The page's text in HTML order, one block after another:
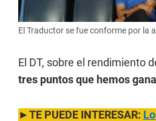
El Traductor se fue conforme por la
El DT, sobre el rendimiento
tres puntos que hemos
►TE PUEDE INTERESAR: